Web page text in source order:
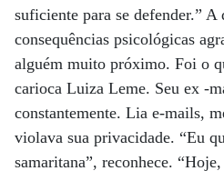
suficiente para se defender.” A
consequências psicológicas
alguém muito próximo. Foi o
carioca Luiza Leme. Seu ex -
constantemente. Lia e-mails,
violava sua privacidade. “Eu
samaritana”, reconhece.